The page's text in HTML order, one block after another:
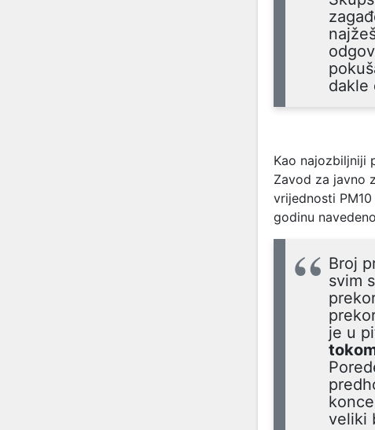
dakle
Kao najozbiljniji
Zavod za javno
vrijednosti
godinu
Broj
svim
je u
veliki